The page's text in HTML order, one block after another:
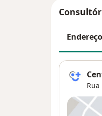
Endereço
Rua